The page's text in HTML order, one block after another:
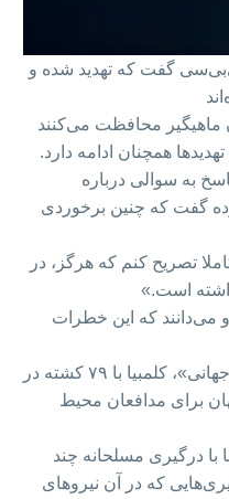
گفت که تهدید شده و
ماهیگیر محافظت می‌کنند
همچنان ادامه دارد.
به سوالی درباره
گفت که چنین برخوردی
تصریح کنم که هرگز، در
است.»
می‌دانند که این خطرات
به گفته سازمان غیردولتی «شاهد جهانی»، کلمبیا با ۷۹ کشته در
جهان برای مدافعان محیط
با درگیری مسلحانه چند
که در آن نیروهای